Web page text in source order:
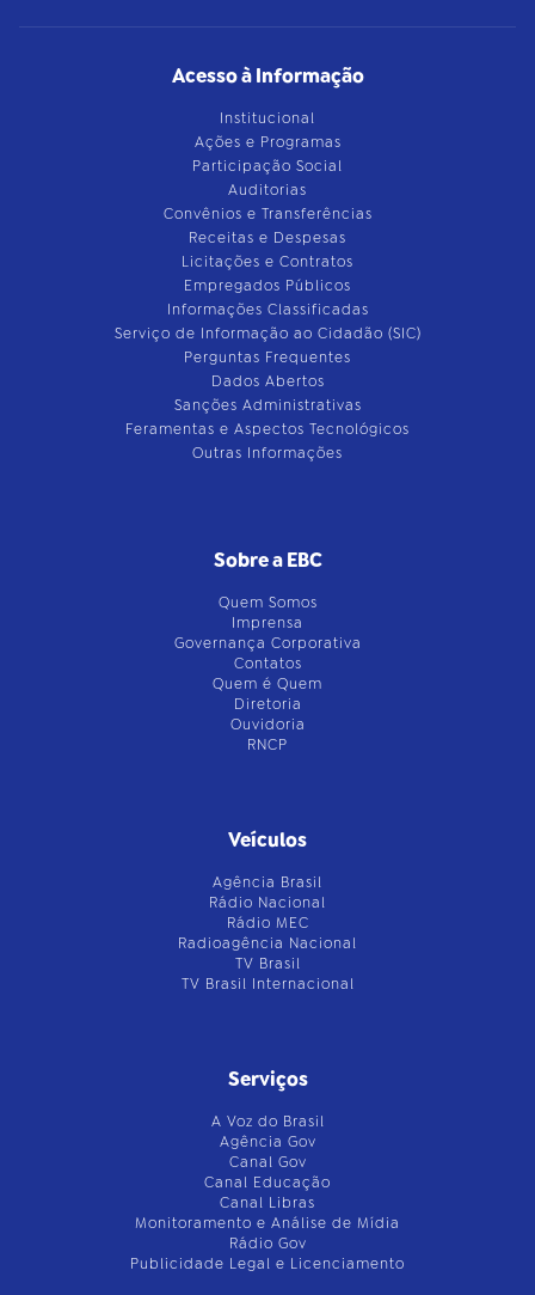
Acesso à Informação
Institucional
Ações e Programas
Participação Social
Auditorias
Convênios e Transferências
Receitas e Despesas
Licitações e Contratos
Empregados Públicos
Informações Classificadas
Serviço de Informação ao Cidadão (SIC)
Perguntas Frequentes
Dados Abertos
Sanções Administrativas
Feramentas e Aspectos Tecnológicos
Outras Informações
Sobre a EBC
Quem Somos
Imprensa
Governança Corporativa
Contatos
Quem é Quem
Diretoria
Ouvidoria
RNCP
Veículos
Agência Brasil
Rádio Nacional
Rádio MEC
Radioagência Nacional
TV Brasil
TV Brasil Internacional
Serviços
A Voz do Brasil
Agência Gov
Canal Gov
Canal Educação
Canal Libras
Monitoramento e Análise de Mídia
Rádio Gov
Publicidade Legal e Licenciamento